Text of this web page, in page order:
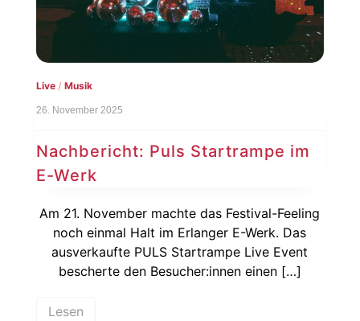
Live/ Musik
26. November 2025
Nachbericht: Puls Startrampe im
E-Werk
Am 21. November machte das Festival-Feeling
noch einmal Halt im Erlanger E-Werk. Das
ausverkaufte PULS Startrampe Live Event
bescherte den Besucher:innen einen […]
Lesen